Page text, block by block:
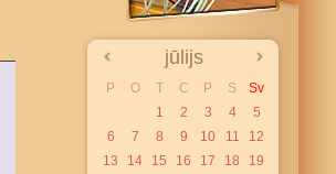
jūlijs
P O T C P S
Sv
1
2 3 4
5
6
7 8 9 10 11
12
13
14 15 16 17 18
19